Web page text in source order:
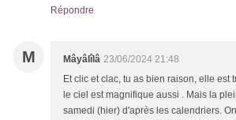
Répondre
M Mâyâlîlâ 23/06/2024 21:48
Et clic et clac, tu as bien raison, elle est
le ciel est magnifique aussi . Mais la
samedi (hier) d'après les calendriers.